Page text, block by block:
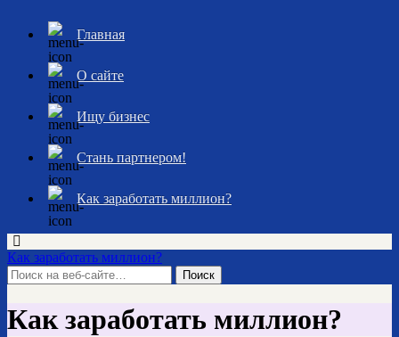
Главная
О сайте
Ищу бизнес
Стань партнером!
Как заработать миллион?
Как заработать миллион?
Как заработать миллион?